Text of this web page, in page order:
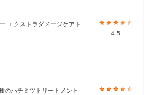
4.5